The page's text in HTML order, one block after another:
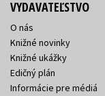
VYDAVATEĽSTVO
O nás
Knižné novinky
Knižné ukážky
Edičný plán
Informácie pre médiá